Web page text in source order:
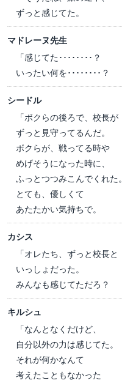
ずっと感じてた。
マドレーヌ先生
「感じてた････････？
いったい何を････････？
シードル
「ボクらの後ろで、校長が
ずっと見守ってるんだ。
ボクらが、戦ってる時や
めげそうになった時に、
ふっとつつみこんでくれた。
とても、優しくて
あたたかい気持ちで。
カシス
「オレたち、ずっと校長と
いっしょだった。
みんなも感じてただろ？
キルシュ
「なんとなくだけど、
自分以外の力は感じてた。
それが何かなんて
考えたこともなかった